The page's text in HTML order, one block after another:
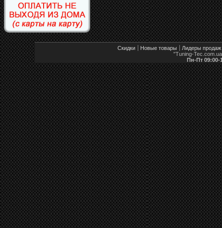
Скидки Новые товары
Лидеры продаж
"Tuning-
Пн-Пт 09:00-